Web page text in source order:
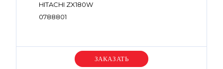
HITACHI ZX180W
0788801
Уточняйте цену